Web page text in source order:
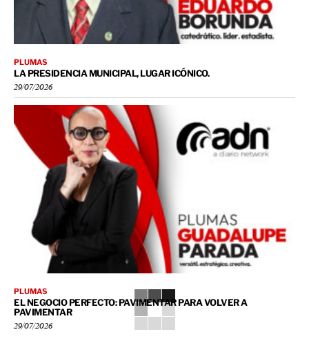
PLUMAS
LA PRESIDENCIA MUNICIPAL, LUGAR ICÓNICO.
29/07/2026
PLUMAS
EL NEGOCIO PERFECTO: PAVIMENTAR PARA VOLVER A
PAVIMENTAR
29/07/2026